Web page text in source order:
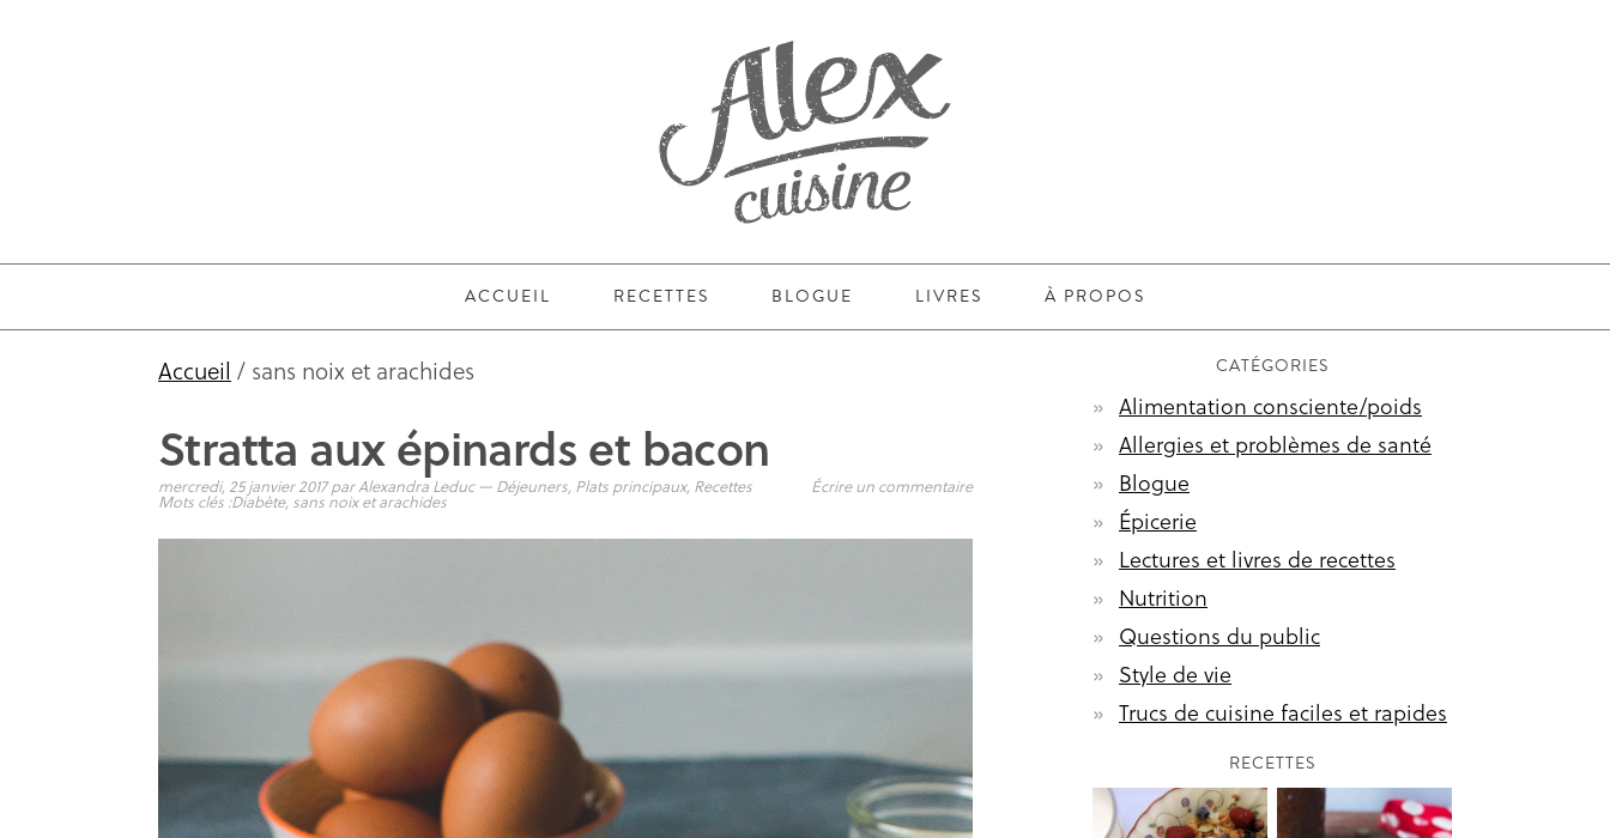
ACCUEIL RECETTES BLOGUE LIVRES À PROPOS
Accueil / sans noix et arachides
Stratta aux épinards et bacon
mercredi, 25 janvier 2017parAlexandra Leduc — Déjeuners, Plats principaux, Recettes
Mots clés :Diabète, sans noix et arachides
Écrire un commentaire
CATÉGORIES
Alimentation consciente/poids
Allergies et problèmes de santé
Blogue
Épicerie
Lectures et livres de recettes
Nutrition
Questions du public
Style de vie
Trucs de cuisine faciles et rapides
RECETTES